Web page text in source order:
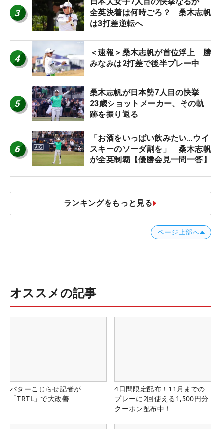
3
日本人女子7人目の快挙なるか
全英決着は何時ごろ？ 桑木志帆
は3打差逆転へ
4
＜速報＞桑木志帆が首位浮上 勝
みなみは2打差で後半プレー中
5
桑木志帆が日本勢7人目の快挙
23歳ショットメーカー、その軌
跡を振り返る
6
「お酒をいっぱい飲みたい…ウイ
スキーのソーダ割を」 桑木志帆
が全英制覇【優勝会見一問一答】
ランキングをもっと見る
ページ上部へ
オススメの記事
パターこじらせ記者が
「TRTL」で大改善
4日間限定配布！11月までの
プレーに2回使える1,500円分
クーポン配布中！